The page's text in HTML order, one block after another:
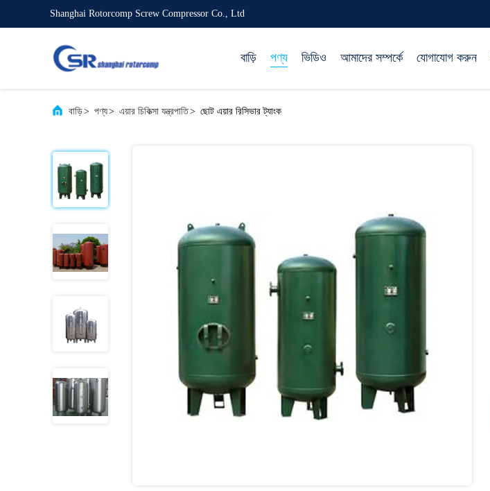
Shanghai Rotorcomp Screw Compressor Co., Ltd
বাড়ি পণ্য ভিডিও আমাদের সম্পর্কে যোগাযোগ করুন
বাড়ি> পণ্য> এয়ার চিকিত্সা যন্ত্রপাতি> ছোট এয়ার রিসিভার ট্যাংক